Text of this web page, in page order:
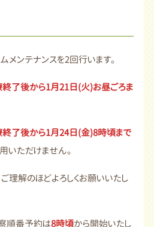
ンテナンスを2回行います。
了後から1月21日(火)お昼ごろま
了後から1月24日(金)8時頃まで
いただけません。
理解のほどよろしくお願いいたし
順番予約は8時頃から開始いたし